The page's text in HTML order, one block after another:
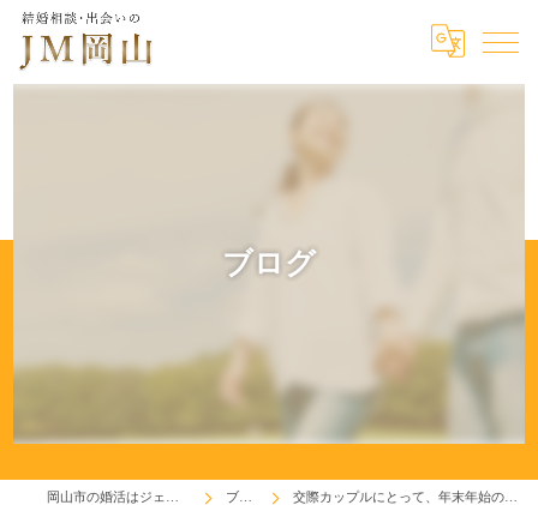
ブログ
ブログ 交際カップルにとって、年末年始のデートは重要！